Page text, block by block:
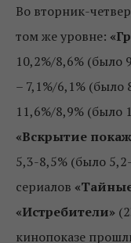
Во вторник-
том же уровне:
10,2%/8,6% (было
– 7,1%/6,1% (было
11,6%/8,9% (было
«Вскрытие
5,3-8,5% (было
сериалов
«Истребители»
кинопоказе